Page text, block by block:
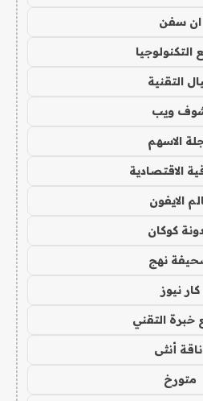
ان سفن
التكنولوجيا
التقنية
ويب
الاسهم
الاقتصادية
الايفون
كوكان
نهج
كار نيوز
خبرة التقني
أنثى
متورخ